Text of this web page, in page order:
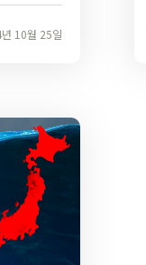
10월 25일